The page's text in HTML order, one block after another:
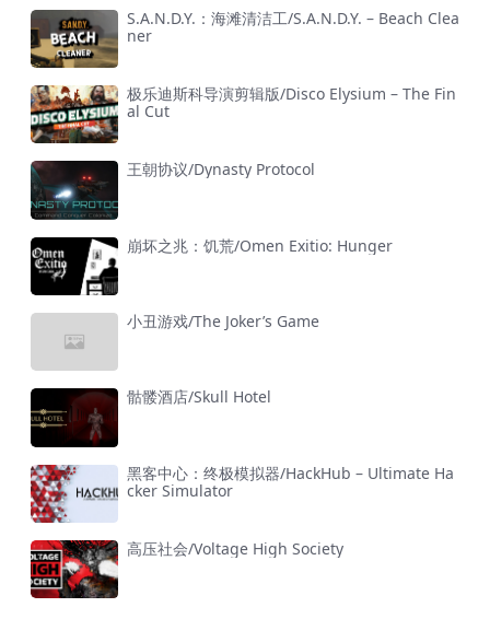
S.A.N.D.Y.：海滩清洁工/S.A.N.D.Y. – Beach Clea
ner
极乐迪斯科导演剪辑版/Disco Elysium – The Fin
al Cut
王朝协议/Dynasty Protocol
崩坏之兆：饥荒/Omen Exitio: Hunger
小丑游戏/The Joker’s Game
骷髅酒店/Skull Hotel
黑客中心：终极模拟器/HackHub – Ultimate Ha
cker Simulator
高压社会/Voltage High Society